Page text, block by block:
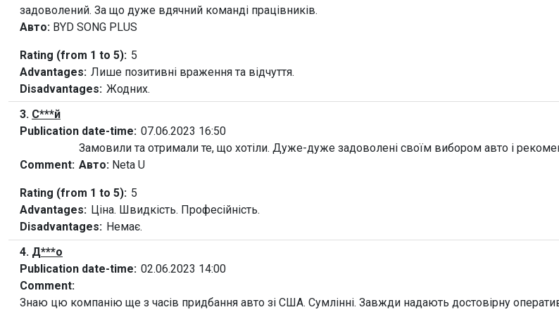
задоволений. За що дуже вдячний команді працівників.
Авто: BYD SONG PLUS
Rating (from 1 to 5): 5
Advantages: Лише позитивні враження та відчуття.
Disadvantages: Жодних.
3. С***й
Publication date-time: 07.06.2023 16:50
Comment:
Замовили та отримали те, що хотіли. Дуже-дуже задоволені своїм вибором авто і
Авто: Neta U
Rating (from 1 to 5): 5
Advantages: Ціна. Швидкість. Професійність.
Disadvantages: Немає.
4. Д***о
Publication date-time: 02.06.2023 14:00
Comment:
Знаю цю компанію ще з часів придбання авто зі США. Сумлінні. Завжди надають достовірну